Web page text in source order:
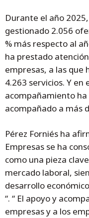
Durante el año
gestionado 2.056
% más respecto al
ha prestado
empresas, a las que
4.263 servicios. Y en
acompañamiento ha
acompañado a más
Pérez Forniés ha
Empresas se ha
como una pieza
mercado laboral,
desarrollo
“. “ El apoyo y
empresas y a los